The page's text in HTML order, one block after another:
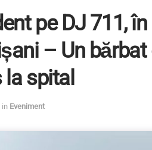
pe DJ 711,
– Un bărbat
spital
in Eveniment